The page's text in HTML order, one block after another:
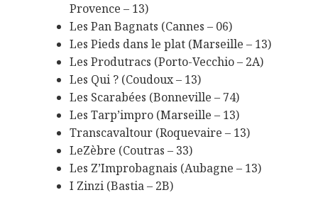
Provence – 13)
Les Pan Bagnats (Cannes – 06)
Les Pieds dans le plat (Marseille – 13)
Les Produtracs (Porto-Vecchio – 2A)
Les Qui ? (Coudoux – 13)
Les Scarabées (Bonneville – 74)
Les Tarp’impro (Marseille – 13)
Transcavaltour (Roquevaire – 13)
LeZèbre (Coutras – 33)
Les Z’Improbagnais (Aubagne – 13)
I Zinzi (Bastia – 2B)